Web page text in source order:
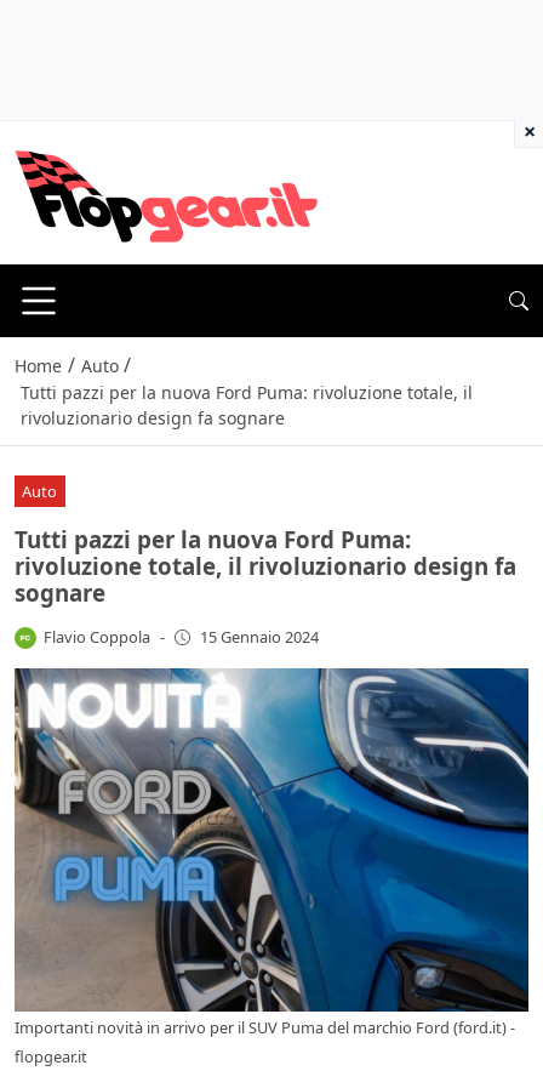
Home / Auto /
Tutti pazzi per la nuova Ford Puma: rivoluzione totale, il
rivoluzionario design fa sognare
Auto
Tutti pazzi per la nuova Ford Puma:
rivoluzione totale, il rivoluzionario design fa
sognare
Flavio Coppola - 15 Gennaio 2024
Importanti novità in arrivo per il SUV Puma del marchio Ford (ford.it) -
flopgear.it
×